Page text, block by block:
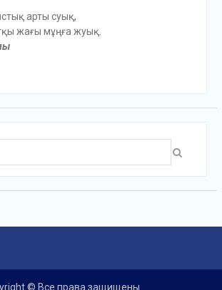
арты суық,
жағы мұңға жуық.
© Все права защищены.